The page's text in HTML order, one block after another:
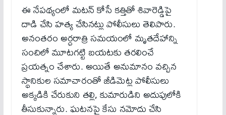
ఈ నేపథ్యంలో మటన్‌ కోసే కత్తితో శివారెడ్డిపై
దాడి చేసి హత్య చేసినట్లు పోలీసులు తెలిపారు.
అనంతరం అర్ధరాత్రి సమయంలో మృతదేహాన్ని
సంచిలో మూటగట్టి బయటకు తరలించే
ప్రయత్నం చేశారు. అయితే అనుమానం వచ్చిన
స్థానికుల సమాచారంతో జీడిమెట్ల పోలీసులు
అక్కడికి చేరుకుని తల్లి, కుమారుడిని అదుపులోకి
తీసుకున్నారు. ఘటనపై కేసు నమోదు చేసి